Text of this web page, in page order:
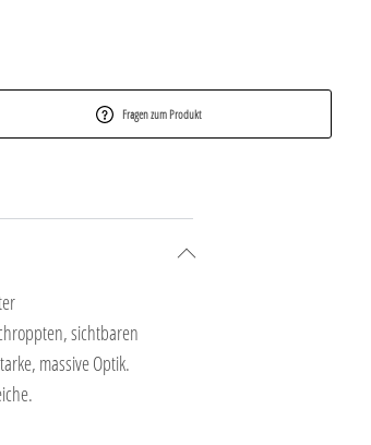
Fragen zum Produkt
sichtbaren
massive Optik.